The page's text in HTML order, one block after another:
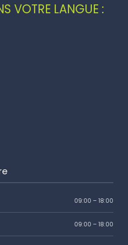
VOTRE LANGUE :
09:00 – 18:00
09:00 – 18:00